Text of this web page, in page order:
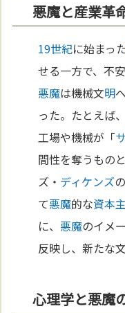
悪魔と産業革
19世紀に始まっ
せる一方で、不
悪魔は機械文明
った。たとえば
工場や機械が「
間性を奪うもの
ズ・ ディケンズ
て悪魔的な資本
に、悪魔のイメ
反映し、新たな
心理学と悪魔